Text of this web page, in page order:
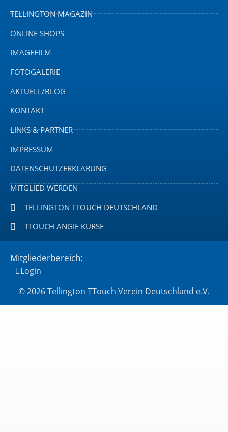
TELLINGTON MAGAZIN
ONLINE SHOPS
IMAGEFILM
FOTOGALERIE
AKTUELL/BLOG
KONTAKT
LINKS & PARTNER
IMPRESSUM
DATENSCHUTZERKLÄRUNG
MITGLIED WERDEN
TELLINGTON TTOUCH DEUTSCHLAND
TTOUCH ANGIE KURSE
© 2026 Tellington TTouch Verein Deutschland e.V.
Mitgliederbereich:
Login